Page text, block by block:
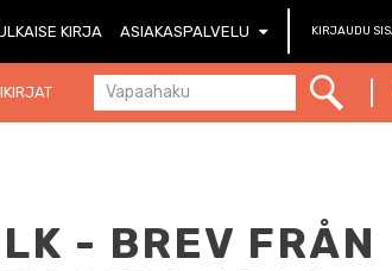
KIRJA ASIAKASPALVELU KIRJAUDU
- BREV FRÅN